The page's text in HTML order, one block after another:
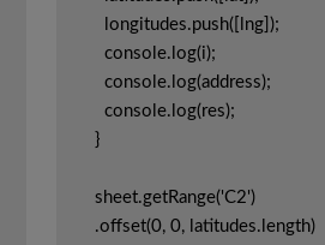
    console.log(i);
    console.log(address);
    console.log(res);
  sheet.getRange('C2')